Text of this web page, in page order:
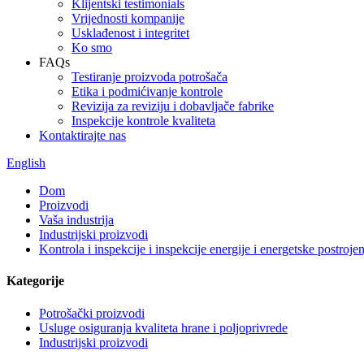
Klijentski testimonials
Vrijednosti kompanije
Usklađenost i integritet
Ko smo
FAQs
Testiranje proizvoda potrošača
Etika i podmićivanje kontrole
Revizija za reviziju i dobavljače fabrike
Inspekcije kontrole kvaliteta
Kontaktirajte nas
English
Dom
Proizvodi
Vaša industrija
Industrijski proizvodi
Kontrola i inspekcije i inspekcije energije i energetske
Kategorije
Potrošački proizvodi
Usluge osiguranja kvaliteta hrane i poljoprivrede
Industrijski proizvodi